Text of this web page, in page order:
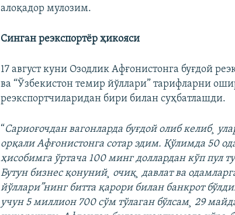
алоқадор мулозим.
Синган реэкспортëр ҳикояси
17 август куни Озодлик Афғонистонга буғдой
ва “Ўзбекистон темир йўллари” тарифларни
реэкспортчиларидан бири билан суҳбатлашди.
“Сариоғочдан вагонларда буғдой олиб келиб¸
орқали Афғонистонга сотар эдим. Қўлимда 50
ҳисобимга ўртача 100 минг доллардан кўп пул
Бутун бизнес қонуний¸ очиқ¸ давлат ва
йўллари”нинг битта қарори билан банкрот
учун 5 миллион 700 сўм тўлаган бўлсам¸ 29